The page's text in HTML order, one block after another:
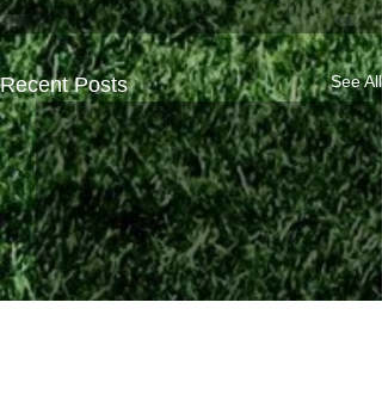
Recent Posts See All